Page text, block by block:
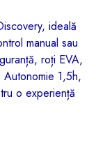
ideală
manual sau
roți EVA,
1,5h,
o experiență